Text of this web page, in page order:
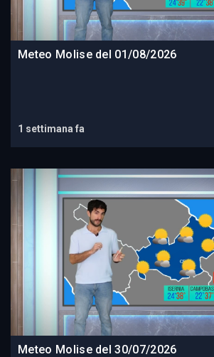
Meteo Molise del 01/08/2026
1 settimana fa
Meteo Molise del 30/07/2026